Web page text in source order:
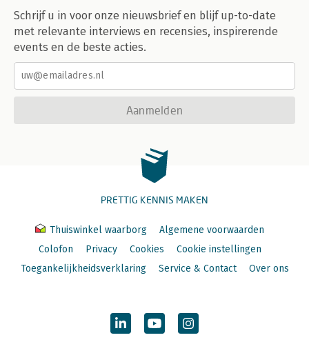
Schrijf u in voor onze nieuwsbrief en blijf up-to-date
met relevante interviews en recensies, inspirerende
events en de beste acties.
Aanmelden
PRETTIG KENNIS MAKEN
Thuiswinkel waarborg
Algemene voorwaarden
Colofon
Privacy Cookies
Cookie instellingen
Toegankelijkheidsverklaring
Service & Contact Over ons